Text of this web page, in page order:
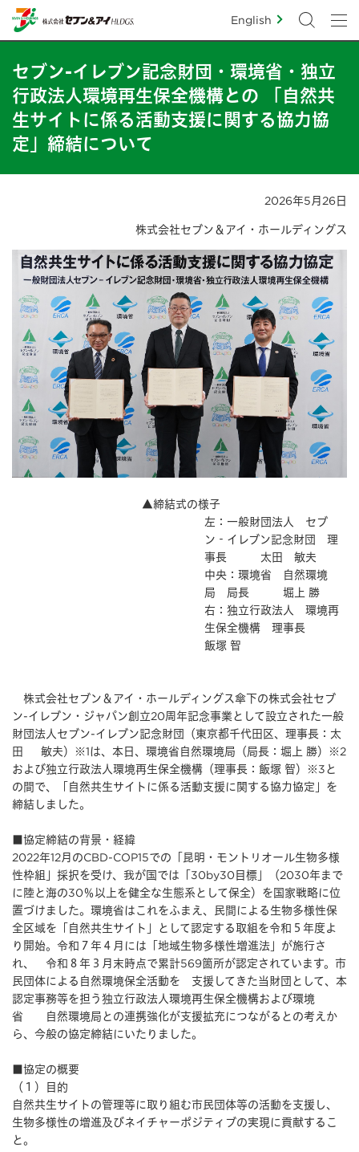
English
セブン-イレブン記念財団・環境省・独立
行政法人環境再生保全機構との 「自然共
生サイトに係る活動支援に関する協力協
定」締結について
2026年5月26日
株式会社セブン＆アイ・ホールディングス
▲締結式の様子
左：一般財団法人 セブ
ン‐イレブン記念財団 理
事長 太田 敏夫
中央：環境省 ⾃然環境
局 局長 堀上 勝
右：独立行政法人 環境再
生保全機構 理事長
飯塚 智
株式会社セブン＆アイ・ホールディングス傘下の株式会社セブ
ン-イレブン・ジャパン創立20周年記念事業として設立された一般
財団法人セブン-イレブン記念財団（東京都千代田区、理事長：太
田 敏夫）※1は、本日、環境省自然環境局（局長：堀上 勝）※2
および独立行政法人環境再生保全機構（理事長：飯塚 智）※3と
の間で、「自然共生サイトに係る活動支援に関する協力協定」を
締結しました。
■協定締結の背景・経緯
2022年12月のCBD-COP15での「昆明・モントリオール生物多様
性枠組」採択を受け、我が国では「30by30目標」（2030年まで
に陸と海の30％以上を健全な生態系として保全）を国家戦略に位
置づけました。環境省はこれをふまえ、民間による生物多様性保
全区域を「自然共生サイト」として認定する取組を令和５年度よ
り開始。令和７年４月には「地域生物多様性増進法」が施行さ
れ、 令和８年３月末時点で累計569箇所が認定されています。市
民団体による自然環境保全活動を 支援してきた当財団として、本
認定事務等を担う独立行政法人環境再生保全機構および環境
省 自然環境局との連携強化が支援拡充につながるとの考えか
ら、今般の協定締結にいたりました。
■協定の概要
（１）目的
自然共生サイトの管理等に取り組む市民団体等の活動を支援し、
生物多様性の増進及びネイチャーポジティブの実現に貢献するこ
と。